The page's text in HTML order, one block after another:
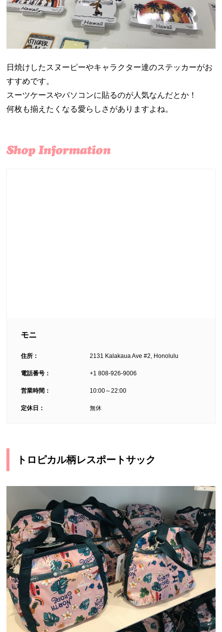
日焼けしたスヌーピーやキャラクター達のステッカーがお
すすめです。
スーツケースやパソコンに貼るのが人気なんだとか！
何枚も揃えたくなる愛らしさがありますよね。
モニ
住所： 2131 Kalakaua Ave #2, Honolulu
電話番号： +1 808-926-9006
営業時間： 10:00～22:00
定休日： 無休
トロピカル柄レスポートサック